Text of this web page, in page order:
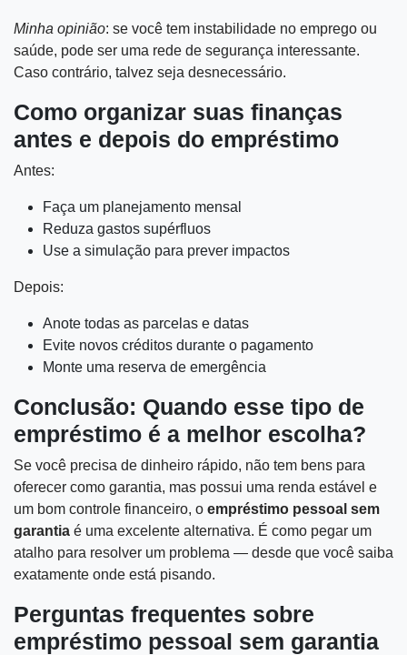
Minha opinião: se você tem instabilidade no emprego ou
saúde, pode ser uma rede de segurança interessante.
Caso contrário, talvez seja desnecessário.
Como organizar suas finanças
antes e depois do empréstimo
Antes:
Faça um planejamento mensal
Reduza gastos supérfluos
Use a simulação para prever impactos
Depois:
Anote todas as parcelas e datas
Evite novos créditos durante o pagamento
Monte uma reserva de emergência
Conclusão: Quando esse tipo de
empréstimo é a melhor escolha?
Se você precisa de dinheiro rápido, não tem bens para
oferecer como garantia, mas possui uma renda estável e
um bom controle financeiro, o empréstimo pessoal sem
garantia é uma excelente alternativa. É como pegar um
atalho para resolver um problema — desde que você saiba
exatamente onde está pisando.
Perguntas frequentes sobre
empréstimo pessoal sem garantia